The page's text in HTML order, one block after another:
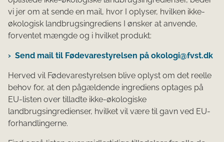
vi jer om at sende en mail, hvor I oplyser, hvilken ikke-
økologisk landbrugsingrediens I ønsker at anvende,
forventet mængde og i hvilket produkt:
Send mail til Fødevarestyrelsen på okologi@fvst.dk
Herved vil Fødevarestyrelsen blive oplyst om det reelle
behov for, at den pågældende ingrediens optages på
EU-listen over tilladte ikke-økologiske
landbrugsingredienser, hvilket vil være til gavn ved EU-
forhandlingerne.